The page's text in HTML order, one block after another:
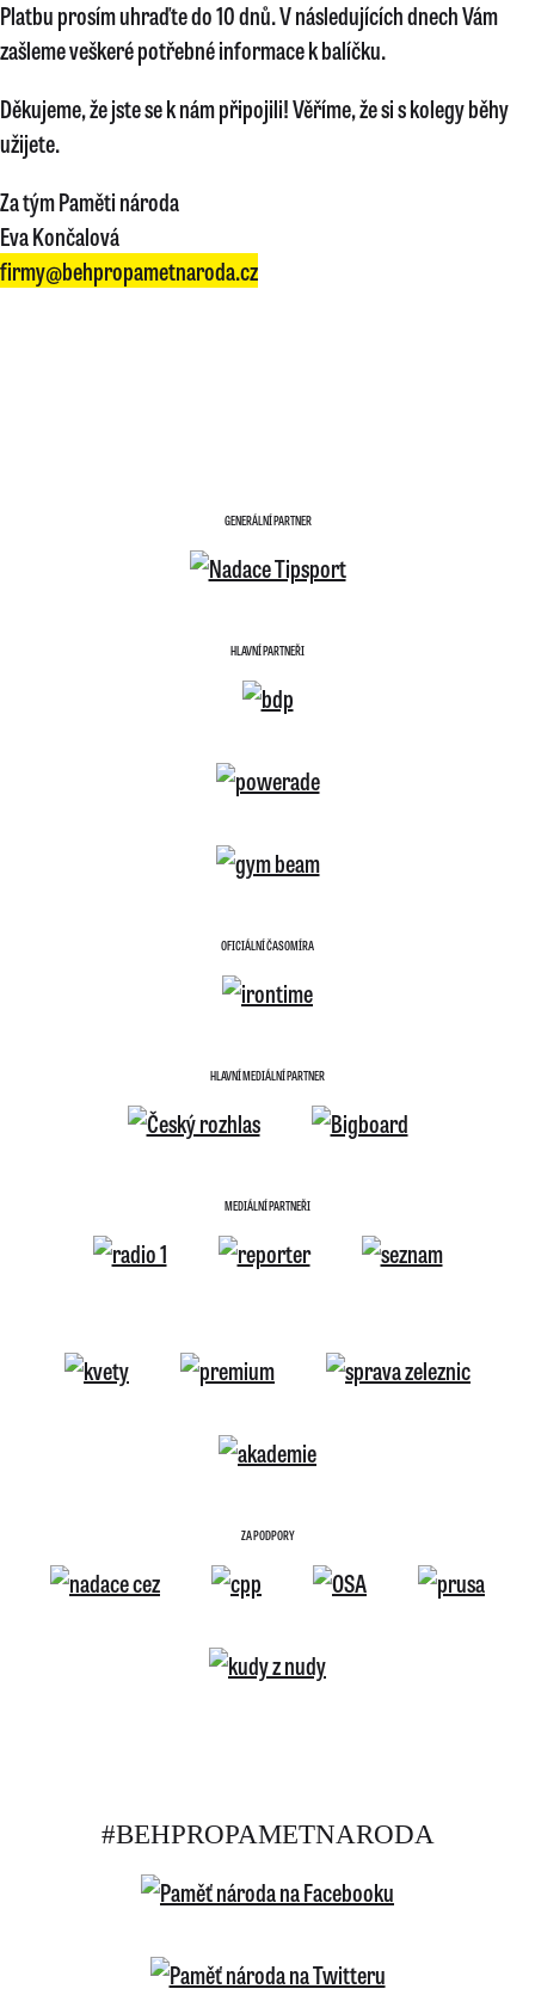
Platbu prosím uhraďte do 10 dnů. V následujících dnech Vám
zašleme veškeré potřebné informace k balíčku.
Děkujeme, že jste se k nám připojili! Věříme, že si s kolegy běhy
užijete.
Za tým Paměti národa
Eva Končalová
firmy@behpropametnaroda.cz
GENERÁLNÍ PARTNER
HLAVNÍ PARTNEŘI
OFICIÁLNÍ ČASOMÍRA
HLAVNÍ MEDIÁLNÍ PARTNER
MEDIÁLNÍ PARTNEŘI
ZA PODPORY
#BEHPROPAMETNARODA